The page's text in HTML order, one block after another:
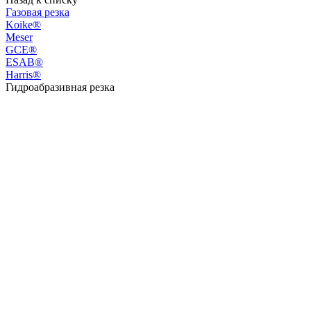
Газовая резка
Koike®
Meser
GCE®
ESAB®
Harris®
Гидроабразивная резка